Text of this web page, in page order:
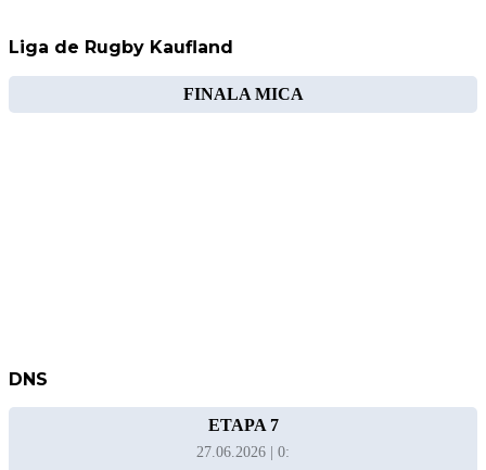
Liga de Rugby Kaufland
FINALA MICA
DNS
ETAPA 7
27.06.2026 | 0: